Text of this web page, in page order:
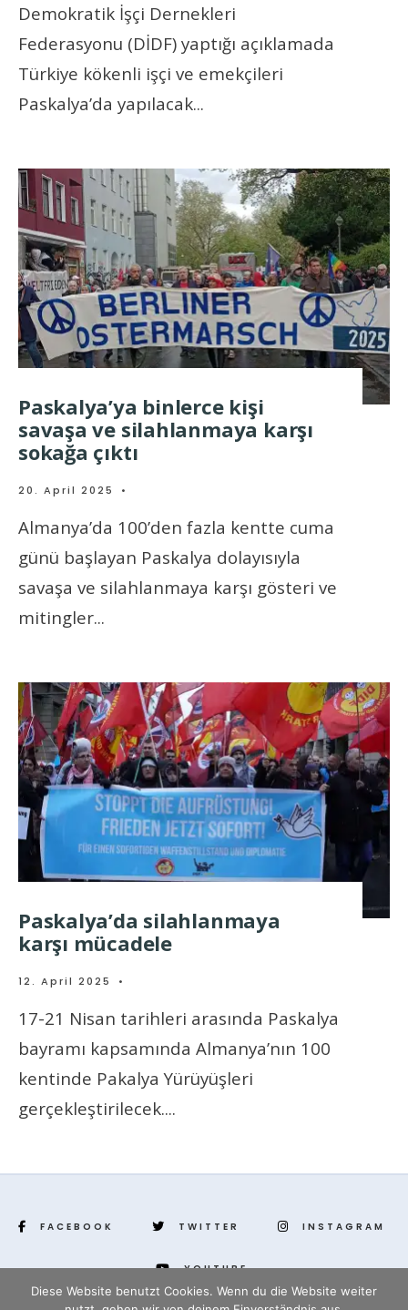
Demokratik İşçi Dernekleri
Federasyonu (DİDF) yaptığı açıklamada
Türkiye kökenli işçi ve emekçileri
Paskalya’da yapılacak...
Paskalya’ya binlerce kişi
savaşa ve silahlanmaya karşı
sokağa çıktı
20. April 2025 •
Almanya’da 100’den fazla kentte cuma
günü başlayan Paskalya dolayısıyla
savaşa ve silahlanmaya karşı gösteri ve
mitingler...
Paskalya’da silahlanmaya
karşı mücadele
12. April 2025 •
17-21 Nisan tarihleri arasında Paskalya
bayramı kapsamında Almanya’nın 100
kentinde Pakalya Yürüyüşleri
gerçekleştirilecek....
FACEBOOK TWITTER INSTAGRAM
YOUTUBE
Diese Website benutzt Cookies. Wenn du die Website weiter